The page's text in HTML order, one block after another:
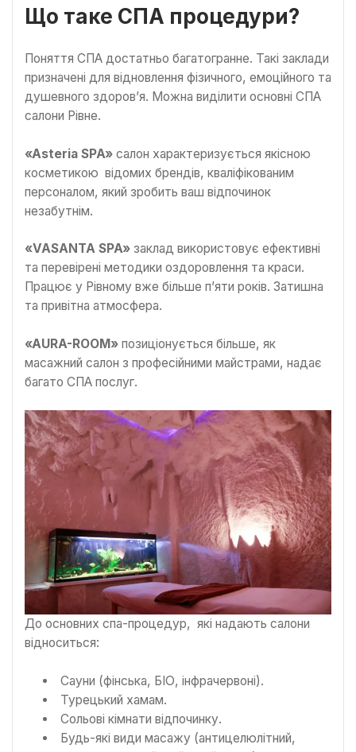
Що таке СПА процедури?
Поняття СПА достатньо багатогранне. Такі заклади
призначені для відновлення фізичного, емоційного та
душевного здоров’я. Можна виділити основні СПА
салони Рівне.
«Asteria SPA» салон характеризується якісною
косметикою відомих брендів, кваліфікованим
персоналом, який зробить ваш відпочинок
незабутнім.
«VASANTA SPA» заклад використовує ефективні
та перевірені методики оздоровлення та краси.
Працює у Рівному вже більше п’яти років. Затишна
та привітна атмосфера.
«AURA-ROOM» позиціонується більше, як
масажний салон з професійними майстрами, надає
багато СПА послуг.
До основних спа-процедур, які надають салони
відноситься:
Сауни (фінська, БІО, інфрачервоні).
Турецький хамам.
Сольові кімнати відпочинку.
Будь-які види масажу (антицелюлітний,